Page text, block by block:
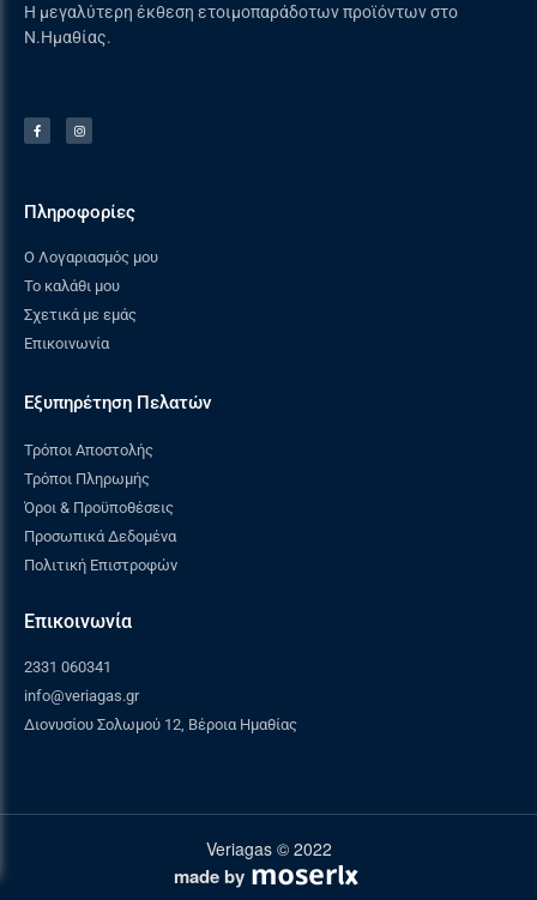
Η μεγαλύτερη έκθεση ετοιμοπαράδοτων προϊόντων στο
Ν.Ημαθίας.
Πληροφορίες
Ο Λογαριασμός μου
Το καλάθι μου
Σχετικά με εμάς
Επικοινωνία
Εξυπηρέτηση Πελατών
Τρόποι Αποστολής
Τρόποι Πληρωμής
Όροι & Προϋποθέσεις
Προσωπικά Δεδομένα
Πολιτική Επιστροφών
Επικοινωνία
2331 060341
info@veriagas.gr
Διονυσίου Σολωμού 12, Βέροια Ημαθίας
Veriagas © 2022
made by